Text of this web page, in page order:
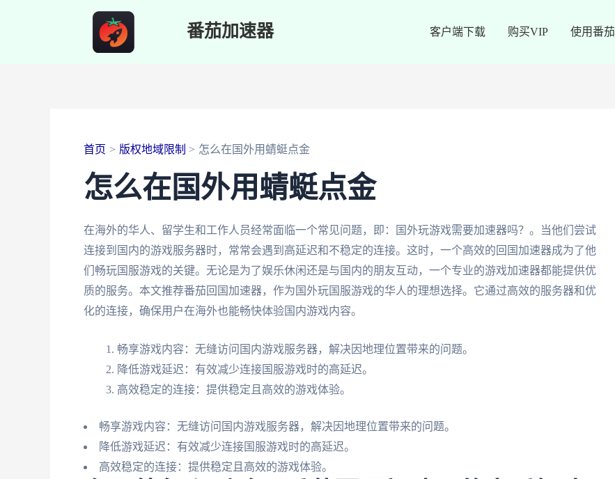
番茄加速器 客户端下载 购买VIP 使用番茄
首页 版权地域限制 怎么在国外用蜻蜓点金
怎么在国外用蜻蜓点金
在海外的华人、留学生和工作人员经常面临一个常见问题，即：国外玩游戏需要加速器吗？。当他们尝试
连接到国内的游戏服务器时，常常会遇到高延迟和不稳定的连接。这时，一个高效的回国加速器成为了他
们畅玩国服游戏的关键。无论是为了娱乐休闲还是与国内的朋友互动，一个专业的游戏加速器都能提供优
质的服务。本文推荐番茄回国加速器，作为国外玩国服游戏的华人的理想选择。它通过高效的服务器和优
化的连接，确保用户在海外也能畅快体验国内游戏内容。
畅享游戏内容：无缝访问国内游戏服务器，解决因地理位置带来的问题。
降低游戏延迟：有效减少连接国服游戏时的高延迟。
高效稳定的连接：提供稳定且高效的游戏体验。
畅享游戏内容：无缝访问国内游戏服务器，解决因地理位置带来的问题。
降低游戏延迟：有效减少连接国服游戏时的高延迟。
高效稳定的连接：提供稳定且高效的游戏体验。